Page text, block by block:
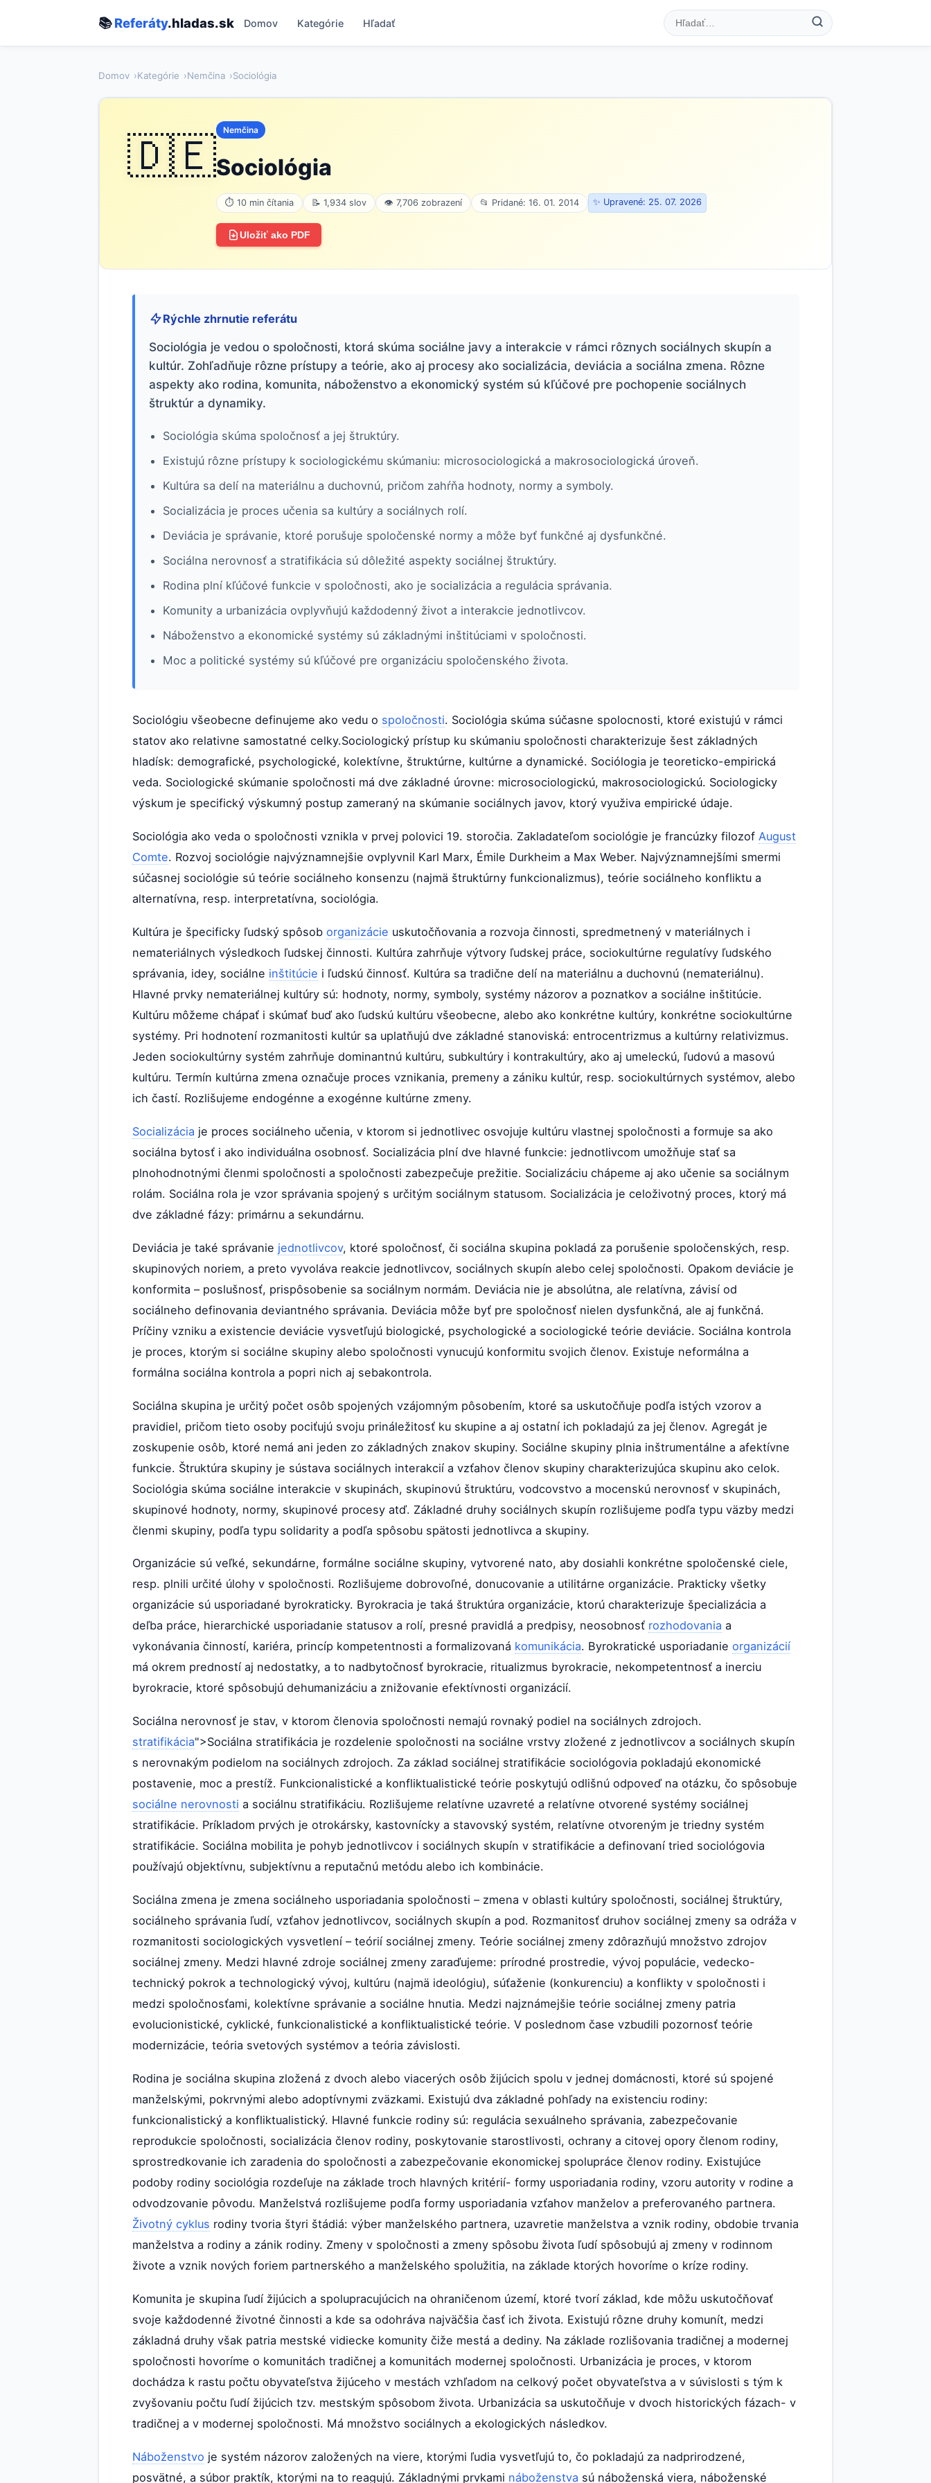
📚Referáty.hladas.sk Domov Kategórie Hľadať
Domov Kategórie Nemčina Sociológia
🇩🇪 Nemčina
Sociológia
⏱ 10 min čítania 📝 1,934 slov 👁 7,706 zobrazení 📂 Pridané: 16. 01. 2014 ✨ Upravené: 25. 07. 2026
Uložiť ako PDF
Rýchle zhrnutie referátu
Sociológia je vedou o spoločnosti, ktorá skúma sociálne javy a interakcie v rámci rôznych sociálnych skupín a
kultúr. Zohľadňuje rôzne prístupy a teórie, ako aj procesy ako socializácia, deviácia a sociálna zmena. Rôzne
aspekty ako rodina, komunita, náboženstvo a ekonomický systém sú kľúčové pre pochopenie sociálnych
štruktúr a dynamiky.
Sociológia skúma spoločnosť a jej štruktúry.
Existujú rôzne prístupy k sociologickému skúmaniu: microsociologická a makrosociologická úroveň.
Kultúra sa delí na materiálnu a duchovnú, pričom zahŕňa hodnoty, normy a symboly.
Socializácia je proces učenia sa kultúry a sociálnych rolí.
Deviácia je správanie, ktoré porušuje spoločenské normy a môže byť funkčné aj dysfunkčné.
Sociálna nerovnosť a stratifikácia sú dôležité aspekty sociálnej štruktúry.
Rodina plní kľúčové funkcie v spoločnosti, ako je socializácia a regulácia správania.
Komunity a urbanizácia ovplyvňujú každodenný život a interakcie jednotlivcov.
Náboženstvo a ekonomické systémy sú základnými inštitúciami v spoločnosti.
Moc a politické systémy sú kľúčové pre organizáciu spoločenského života.
Sociológiu všeobecne definujeme ako vedu o spoločnosti. Sociológia skúma súčasne spolocnosti, ktoré existujú v rámci
statov ako relativne samostatné celky.Sociologický prístup ku skúmaniu spoločnosti charakterizuje šest základných
hladísk: demografické, psychologické, kolektívne, štruktúrne, kultúrne a dynamické. Sociólogia je teoreticko-empirická
veda. Sociologické skúmanie spoločnosti má dve základné úrovne: microsociologickú, makrosociologickú. Sociologicky
výskum je specifický výskumný postup zameraný na skúmanie sociálnych javov, ktorý využiva empirické údaje.
Sociológia ako veda o spoločnosti vznikla v prvej polovici 19. storočia. Zakladateľom sociológie je francúzky filozof August
Comte. Rozvoj sociológie najvýznamnejšie ovplyvnil Karl Marx, Émile Durkheim a Max Weber. Najvýznamnejšími smermi
súčasnej sociológie sú teórie sociálneho konsenzu (najmä štruktúrny funkcionalizmus), teórie sociálneho konfliktu a
alternatívna, resp. interpretatívna, sociológia.
Kultúra je špecificky ľudský spôsob organizácie uskutočňovania a rozvoja činnosti, spredmetnený v materiálnych i
nemateriálnych výsledkoch ľudskej činnosti. Kultúra zahrňuje výtvory ľudskej práce, sociokultúrne regulatívy ľudského
správania, idey, sociálne inštitúcie i ľudskú činnosť. Kultúra sa tradične delí na materiálnu a duchovnú (nemateriálnu).
Hlavné prvky nemateriálnej kultúry sú: hodnoty, normy, symboly, systémy názorov a poznatkov a sociálne inštitúcie.
Kultúru môžeme chápať i skúmať buď ako ľudskú kultúru všeobecne, alebo ako konkrétne kultúry, konkrétne sociokultúrne
systémy. Pri hodnotení rozmanitosti kultúr sa uplatňujú dve základné stanoviská: entrocentrizmus a kultúrny relativizmus.
Jeden sociokultúrny systém zahrňuje dominantnú kultúru, subkultúry i kontrakultúry, ako aj umeleckú, ľudovú a masovú
kultúru. Termín kultúrna zmena označuje proces vznikania, premeny a zániku kultúr, resp. sociokultúrnych systémov, alebo
ich častí. Rozlišujeme endogénne a exogénne kultúrne zmeny.
Socializácia je proces sociálneho učenia, v ktorom si jednotlivec osvojuje kultúru vlastnej spoločnosti a formuje sa ako
sociálna bytosť i ako individuálna osobnosť. Socializácia plní dve hlavné funkcie: jednotlivcom umožňuje stať sa
plnohodnotnými členmi spoločnosti a spoločnosti zabezpečuje prežitie. Socializáciu chápeme aj ako učenie sa sociálnym
rolám. Sociálna rola je vzor správania spojený s určitým sociálnym statusom. Socializácia je celoživotný proces, ktorý má
dve základné fázy: primárnu a sekundárnu.
Deviácia je také správanie jednotlivcov, ktoré spoločnosť, či sociálna skupina pokladá za porušenie spoločenských, resp.
skupinových noriem, a preto vyvoláva reakcie jednotlivcov, sociálnych skupín alebo celej spoločnosti. Opakom deviácie je
konformita – poslušnosť, prispôsobenie sa sociálnym normám. Deviácia nie je absolútna, ale relatívna, závisí od
sociálneho definovania deviantného správania. Deviácia môže byť pre spoločnosť nielen dysfunkčná, ale aj funkčná.
Príčiny vzniku a existencie deviácie vysvetľujú biologické, psychologické a sociologické teórie deviácie. Sociálna kontrola
je proces, ktorým si sociálne skupiny alebo spoločnosti vynucujú konformitu svojich členov. Existuje neformálna a
formálna sociálna kontrola a popri nich aj sebakontrola.
Sociálna skupina je určitý počet osôb spojených vzájomným pôsobením, ktoré sa uskutočňuje podľa istých vzorov a
pravidiel, pričom tieto osoby pociťujú svoju prináležitosť ku skupine a aj ostatní ich pokladajú za jej členov. Agregát je
zoskupenie osôb, ktoré nemá ani jeden zo základných znakov skupiny. Sociálne skupiny plnia inštrumentálne a afektívne
funkcie. Štruktúra skupiny je sústava sociálnych interakcií a vzťahov členov skupiny charakterizujúca skupinu ako celok.
Sociológia skúma sociálne interakcie v skupinách, skupinovú štruktúru, vodcovstvo a mocenskú nerovnosť v skupinách,
skupinové hodnoty, normy, skupinové procesy atď. Základné druhy sociálnych skupín rozlišujeme podľa typu väzby medzi
členmi skupiny, podľa typu solidarity a podľa spôsobu spätosti jednotlivca a skupiny.
Organizácie sú veľké, sekundárne, formálne sociálne skupiny, vytvorené nato, aby dosiahli konkrétne spoločenské ciele,
resp. plnili určité úlohy v spoločnosti. Rozlišujeme dobrovoľné, donucovanie a utilitárne organizácie. Prakticky všetky
organizácie sú usporiadané byrokraticky. Byrokracia je taká štruktúra organizácie, ktorú charakterizuje špecializácia a
deľba práce, hierarchické usporiadanie statusov a rolí, presné pravidlá a predpisy, neosobnosť rozhodovania a
vykonávania činností, kariéra, princíp kompetentnosti a formalizovaná komunikácia. Byrokratické usporiadanie organizácií
má okrem predností aj nedostatky, a to nadbytočnosť byrokracie, ritualizmus byrokracie, nekompetentnosť a inerciu
byrokracie, ktoré spôsobujú dehumanizáciu a znižovanie efektívnosti organizácií.
Sociálna nerovnosť je stav, v ktorom členovia spoločnosti nemajú rovnaký podiel na sociálnych zdrojoch.
stratifikácia">Sociálna stratifikácia je rozdelenie spoločnosti na sociálne vrstvy zložené z jednotlivcov a sociálnych skupín
s nerovnakým podielom na sociálnych zdrojoch. Za základ sociálnej stratifikácie sociológovia pokladajú ekonomické
postavenie, moc a prestíž. Funkcionalistické a konfliktualistické teórie poskytujú odlišnú odpoveď na otázku, čo spôsobuje
sociálne nerovnosti a sociálnu stratifikáciu. Rozlišujeme relatívne uzavreté a relatívne otvorené systémy sociálnej
stratifikácie. Príkladom prvých je otrokársky, kastovnícky a stavovský systém, relatívne otvoreným je triedny systém
stratifikácie. Sociálna mobilita je pohyb jednotlivcov i sociálnych skupín v stratifikácie a definovaní tried sociológovia
používajú objektívnu, subjektívnu a reputačnú metódu alebo ich kombinácie.
Sociálna zmena je zmena sociálneho usporiadania spoločnosti – zmena v oblasti kultúry spoločnosti, sociálnej štruktúry,
sociálneho správania ľudí, vzťahov jednotlivcov, sociálnych skupín a pod. Rozmanitosť druhov sociálnej zmeny sa odráža v
rozmanitosti sociologických vysvetlení – teórií sociálnej zmeny. Teórie sociálnej zmeny zdôrazňujú množstvo zdrojov
sociálnej zmeny. Medzi hlavné zdroje sociálnej zmeny zaraďujeme: prírodné prostredie, vývoj populácie, vedecko-
technický pokrok a technologický vývoj, kultúru (najmä ideológiu), súťaženie (konkurenciu) a konflikty v spoločnosti i
medzi spoločnosťami, kolektívne správanie a sociálne hnutia. Medzi najznámejšie teórie sociálnej zmeny patria
evolucionistické, cyklické, funkcionalistické a konfliktualistické teórie. V poslednom čase vzbudili pozornosť teórie
modernizácie, teória svetových systémov a teória závislosti.
Rodina je sociálna skupina zložená z dvoch alebo viacerých osôb žijúcich spolu v jednej domácnosti, ktoré sú spojené
manželskými, pokrvnými alebo adoptívnymi zväzkami. Existujú dva základné pohľady na existenciu rodiny:
funkcionalistický a konfliktualistický. Hlavné funkcie rodiny sú: regulácia sexuálneho správania, zabezpečovanie
reprodukcie spoločnosti, socializácia členov rodiny, poskytovanie starostlivosti, ochrany a citovej opory členom rodiny,
sprostredkovanie ich zaradenia do spoločnosti a zabezpečovanie ekonomickej spolupráce členov rodiny. Existujúce
podoby rodiny sociológia rozdeľuje na základe troch hlavných kritérií- formy usporiadania rodiny, vzoru autority v rodine a
odvodzovanie pôvodu. Manželstvá rozlišujeme podľa formy usporiadania vzťahov manželov a preferovaného partnera.
Životný cyklus rodiny tvoria štyri štádiá: výber manželského partnera, uzavretie manželstva a vznik rodiny, obdobie trvania
manželstva a rodiny a zánik rodiny. Zmeny v spoločnosti a zmeny spôsobu života ľudí spôsobujú aj zmeny v rodinnom
živote a vznik nových foriem partnerského a manželského spolužitia, na základe ktorých hovoríme o kríze rodiny.
Komunita je skupina ľudí žijúcich a spolupracujúcich na ohraničenom území, ktoré tvorí základ, kde môžu uskutočňovať
svoje každodenné životné činnosti a kde sa odohráva najväčšia časť ich života. Existujú rôzne druhy komunít, medzi
základná druhy však patria mestské vidiecke komunity čiže mestá a dediny. Na základe rozlišovania tradičnej a modernej
spoločnosti hovoríme o komunitách tradičnej a komunitách modernej spoločnosti. Urbanizácia je proces, v ktorom
dochádza k rastu počtu obyvateľstva žijúceho v mestách vzhľadom na celkový počet obyvateľstva a v súvislosti s tým k
zvyšovaniu počtu ľudí žijúcich tzv. mestským spôsobom života. Urbanizácia sa uskutočňuje v dvoch historických fázach- v
tradičnej a v modernej spoločnosti. Má množstvo sociálnych a ekologických následkov.
Náboženstvo je systém názorov založených na viere, ktorými ľudia vysvetľujú to, čo pokladajú za nadprirodzené,
posvätné, a súbor praktík, ktorými na to reagujú. Základnými prvkami náboženstva sú náboženská viera, náboženské